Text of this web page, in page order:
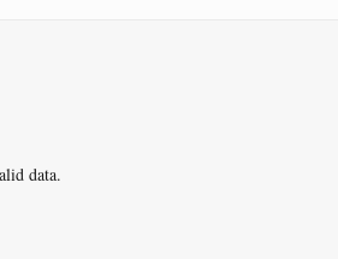
data.